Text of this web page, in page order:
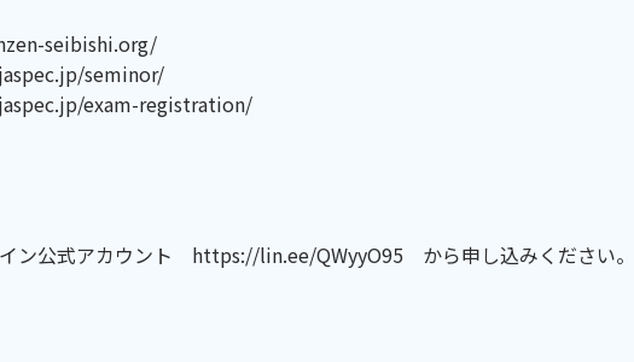
seibishi.org/
seminor/
exam-registration/
イン公式アカウント https://lin.ee/QWyyO95 から申し込みください。